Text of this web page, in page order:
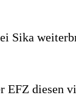
Sika
EFZ diesen